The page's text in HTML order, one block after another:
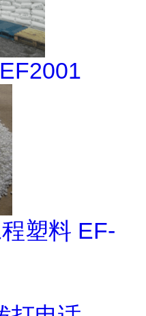
塑料 EF-